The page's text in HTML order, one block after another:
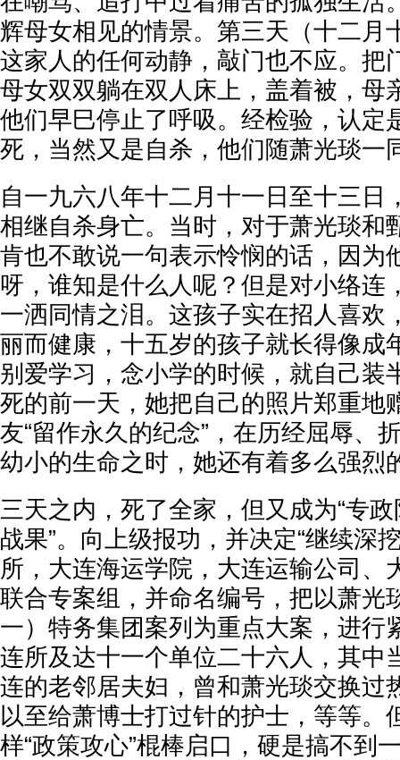
辉母女相见的情景。第三天（十二月
这家人的任何动静，敲门也不应。把
母女双双躺在双人床上，盖着被，母
他们早巳停止了呼吸。经检验，认定
死，当然又是自杀，他们随萧光琰一
自一九六八年十二月十一日至十三日
相继自杀身亡。当时，对于萧光琰和
肯也不敢说一句表示怜悯的话，因为
呀，谁知是什么人呢？但是对小络连
一洒同情之泪。这孩子实在招人喜欢
丽而健康，十五岁的孩子就长得像成
别爱学习，念小学的时候，就自己
死的前一天，她把自己的照片郑重地
友“留作永久的纪念”，在历经屈辱、
幼小的生命之时，她还有着多么强烈
三天之内，死了全家，但又成为“专政
战果”。向上级报功，并决定“继续深
所，大连海运学院，大连运输公司、
联合专案组，并命名编号，把以萧光
一）特务集团案列为重点大案，进行
连所及达十一个单位二十六人，其中
连的老邻居夫妇，曾和萧光琰交换过
以至给萧博士打过针的护士，等等。
样“政策攻心”棍棒启口，硬是搞不到